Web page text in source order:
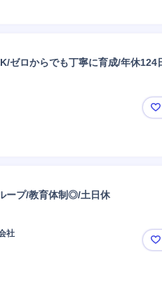
ゼロからでも丁寧に育成/年休124
ープ/教育体制◎/土日休
社